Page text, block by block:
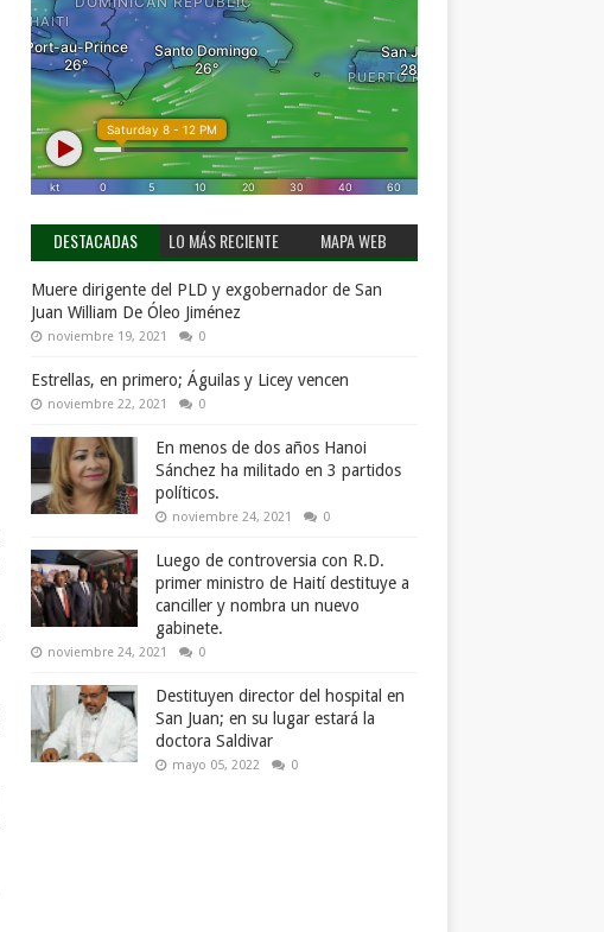
DESTACADAS LO MÁS RECIENTE MAPA WEB
Muere dirigente del PLD y exgobernador de San
Juan William De Óleo Jiménez
noviembre 19, 2021 0
Estrellas, en primero; Águilas y Licey vencen
noviembre 22, 2021 0
En menos de dos años Hanoi
Sánchez ha militado en 3 partidos
políticos.
noviembre 24, 2021 0
Luego de controversia con R.D.
primer ministro de Haití destituye a
canciller y nombra un nuevo
gabinete.
noviembre 24, 2021 0
Destituyen director del hospital en
San Juan; en su lugar estará la
doctora Saldivar
mayo 05, 2022 0